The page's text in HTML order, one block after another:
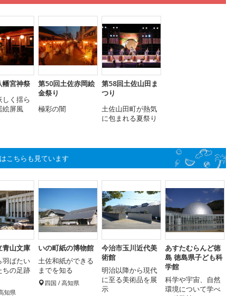
幡宮神祭
く揺ら
絵屏風
第50回土佐赤岡絵
金祭り
極彩の闇
第58回土佐山田ま
つり
土佐山田町が熱気
に包まれる夏祭り
こちらも見ています
青山文庫
羽ばたい
ちの足跡
知県
いの町紙の博物館
土佐和紙ができる
までを知る
四国 / 高知県
今治市玉川近代美
術館
明治以降から現代
に至る美術品を展
示
あすたむらんど徳
島 徳島県子ども科
学館
科学や宇宙、自然
環境について学べ